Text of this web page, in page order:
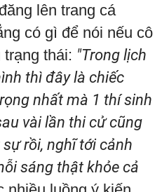
lên trang cá
có gì để nói nếu cô
trạng thái: "Trong lịch
thì đây là chiếc
nhất mà 1 thí sinh
vài lần thi cử cũng
rồi, nghĩ tới cảnh
sáng thật khỏe cả